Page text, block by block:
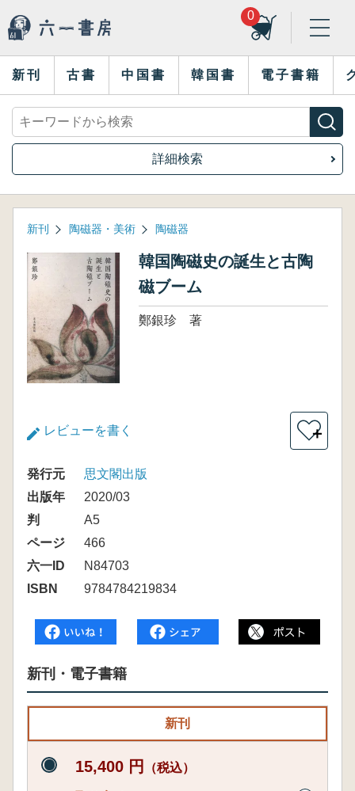
0
新刊 古書 中国書 韓国書 電子書籍
詳細検索
新刊 陶磁器・美術 陶磁器
韓国陶磁史の誕生と古陶
磁ブーム
鄭銀珍 著
レビューを書く ＋
発行元
思文閣出版
出版年
2020/03
判
A5
ページ
466
六一ID
N84703
ISBN
9784784219834
新刊・電子書籍
新刊
15,400 円 （税込）